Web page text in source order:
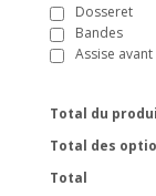
Dosseret
Bandes
Assise avant
Total du
Total des
Total